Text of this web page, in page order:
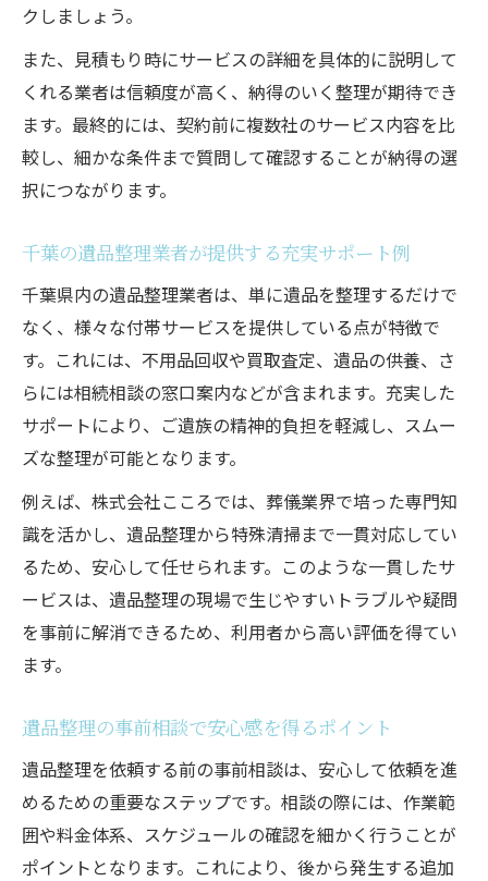
クしましょう。
また、見積もり時にサービスの詳細を具体的に説明して
くれる業者は信頼度が高く、納得のいく整理が期待でき
ます。最終的には、契約前に複数社のサービス内容を比
較し、細かな条件まで質問して確認することが納得の選
択につながります。
千葉の遺品整理業者が提供する充実サポート例
千葉県内の遺品整理業者は、単に遺品を整理するだけで
なく、様々な付帯サービスを提供している点が特徴で
す。これには、不用品回収や買取査定、遺品の供養、さ
らには相続相談の窓口案内などが含まれます。充実した
サポートにより、ご遺族の精神的負担を軽減し、スムー
ズな整理が可能となります。
例えば、株式会社こころでは、葬儀業界で培った専門知
識を活かし、遺品整理から特殊清掃まで一貫対応してい
るため、安心して任せられます。このような一貫したサ
ービスは、遺品整理の現場で生じやすいトラブルや疑問
を事前に解消できるため、利用者から高い評価を得てい
ます。
遺品整理の事前相談で安心感を得るポイント
遺品整理を依頼する前の事前相談は、安心して依頼を進
めるための重要なステップです。相談の際には、作業範
囲や料金体系、スケジュールの確認を細かく行うことが
ポイントとなります。これにより、後から発生する追加